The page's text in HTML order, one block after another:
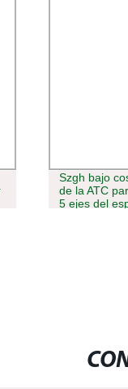
Gasolinera
de nivel de
aplicaciones